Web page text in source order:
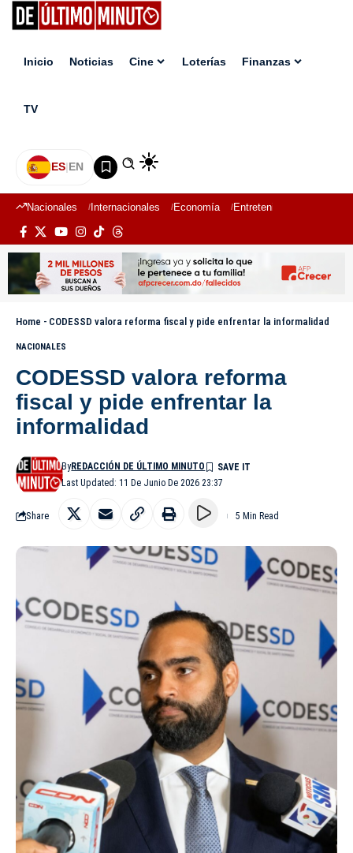
Inicio Noticias Cine Loterías Finanzas
TV
ES|EN
Nacionales Internacionales Economía Entretenimiento
Home - CODESSD valora reforma fiscal y pide enfrentar la informalidad
NACIONALES
CODESSD valora reforma
fiscal y pide enfrentar la
informalidad
Last Updated: 11 De Junio De 2026 23:37
ByREDACCIÓN DE ÚLTIMO MINUTO
Share 5 Min Read